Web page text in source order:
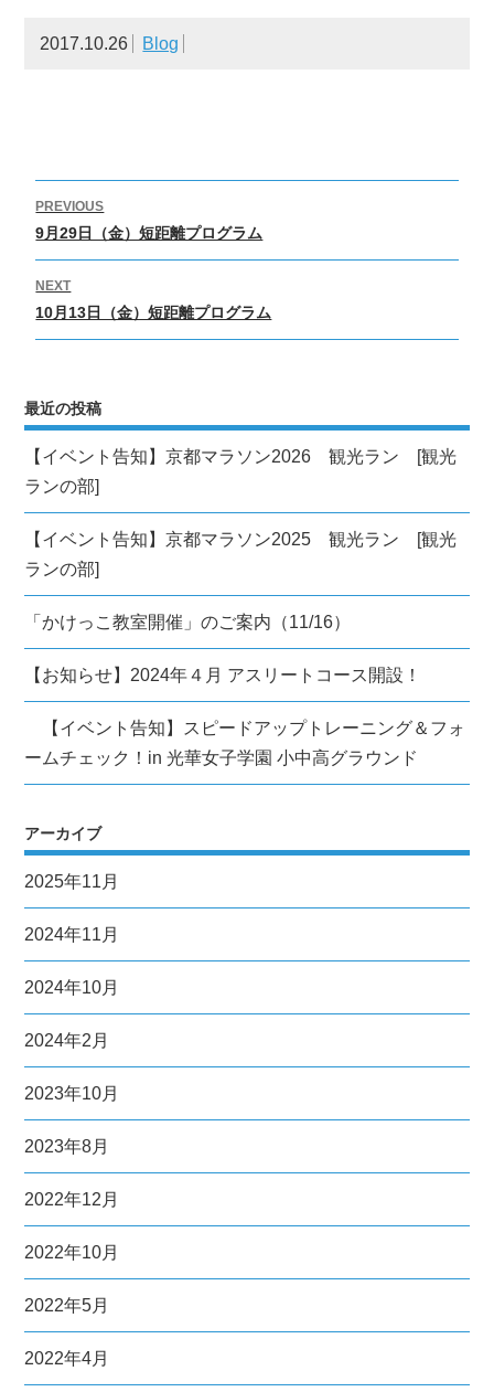
2017.10.26 Blog
稿
ビ
ゲ
ー
ョ
ン
PREVIOUS
Previous
post:
9月29日（金）短距離プログラム
NEXT
Next
post:
10月13日（金）短距離プログラム
最近の投稿
【イベント告知】京都マラソン2026 観光ラン [観光
ランの部]
【イベント告知】京都マラソン2025 観光ラン [観光
ランの部]
「かけっこ教室開催」のご案内（11/16）
【お知らせ】2024年４月 アスリートコース開設！
【イベント告知】スピードアップトレーニング＆フォ
ームチェック！in 光華女子学園 小中高グラウンド
アーカイブ
2025年11月
2024年11月
2024年10月
2024年2月
2023年10月
2023年8月
2022年12月
2022年10月
2022年5月
2022年4月